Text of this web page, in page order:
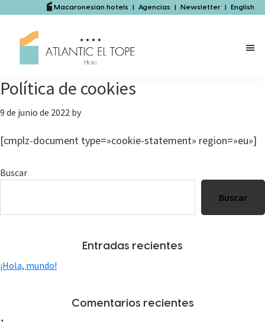
contenido
lateral
principal
Macaronesian hotels | Agencias | Newsletter | English
Política de cookies
9 de junio de 2022 by
[cmplz-document type=»cookie-statement» region=»eu»]
Barra
Buscar
Buscar
Entradas recientes
¡Hola, mundo!
Comentarios recientes